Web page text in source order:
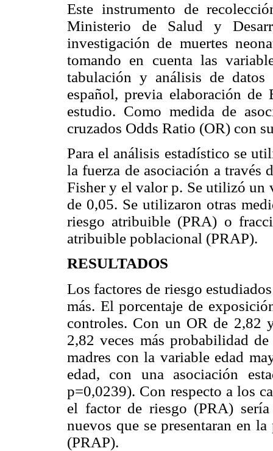
Este instrumento de
Ministerio de Salud y
investigación de muertes
tomando en cuenta las
tabulación y análisis de
español, previa elaboración de
estudio. Como medida de
cruzados Odds Ratio (OR) con
Para el análisis estadístico se
la fuerza de asociación a través
Fisher y el valor p. Se utilizó un
de 0,05. Se utilizaron otras
riesgo atribuible (PRA) o
atribuible poblacional (PRAP).
RESULTADOS
Los factores de riesgo
más. El porcentaje de
controles. Con un OR de 2,82
2,82 veces más probabilidad
madres con la variable edad
edad, con una asociación
p=0,0239). Con respecto a los
el factor de riesgo (PRA)
nuevos que se presentaran en
(PRAP).